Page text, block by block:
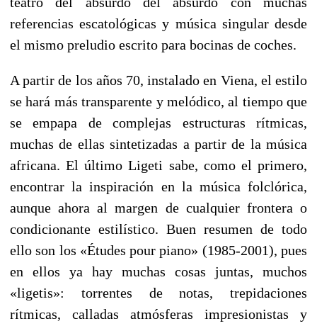
referencias escatológicas y música singular desde
el mismo preludio escrito para bocinas de coches.
A partir de los años 70, instalado en Viena, el estilo
se hará más transparente y melódico, al tiempo que
se empapa de complejas estructuras rítmicas,
muchas de ellas sintetizadas a partir de la música
africana. El último Ligeti sabe, como el primero,
encontrar la inspiración en la música folclórica,
aunque ahora al margen de cualquier frontera o
condicionante estilístico. Buen resumen de todo
ello son los «Études pour piano» (1985-2001), pues
en ellos ya hay muchas cosas juntas, muchos
«ligetis»: torrentes de notas, trepidaciones
rítmicas, calladas atmósferas impresionistas y